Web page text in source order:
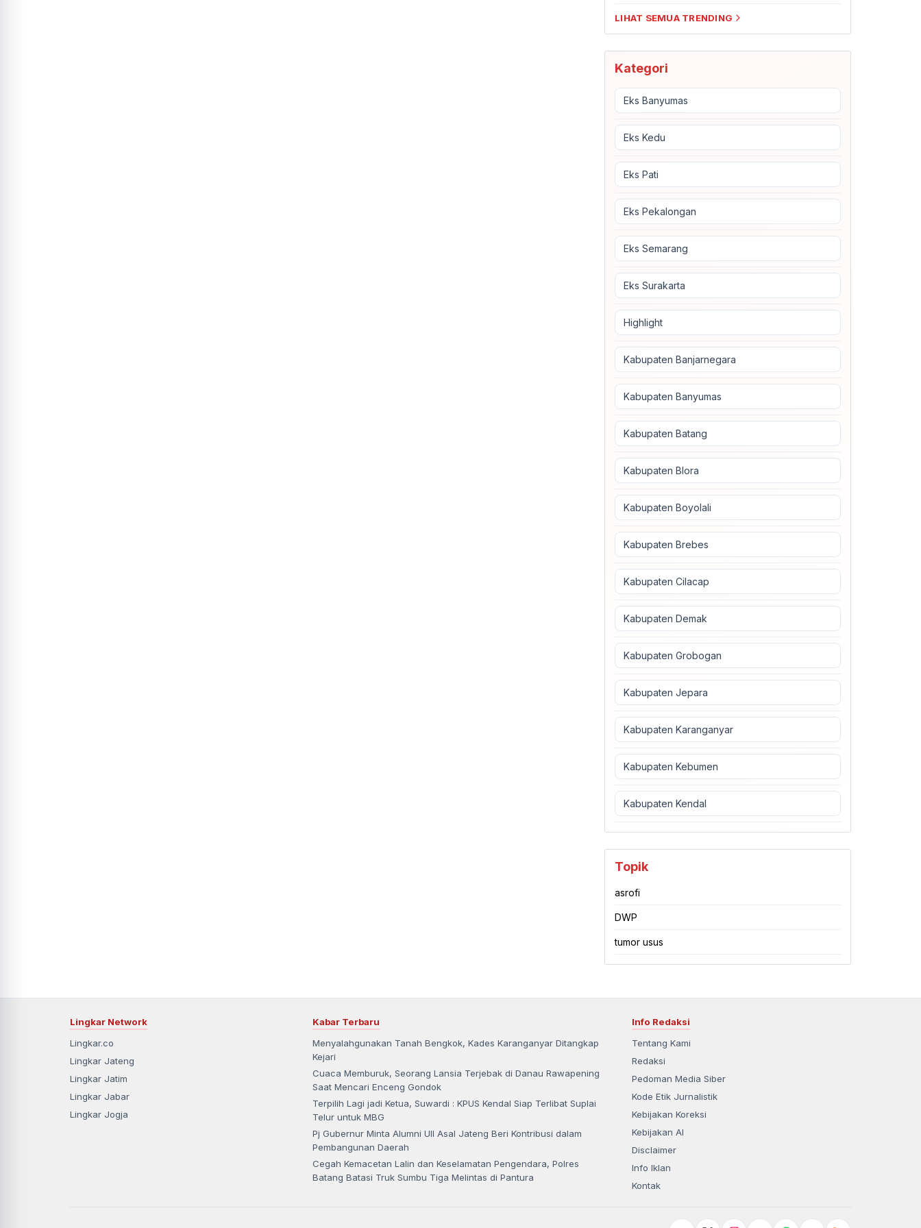
LIHAT SEMUA TRENDING
Kategori
Eks Banyumas
Eks Kedu
Eks Pati
Eks Pekalongan
Eks Semarang
Eks Surakarta
Highlight
Kabupaten Banjarnegara
Kabupaten Banyumas
Kabupaten Batang
Kabupaten Blora
Kabupaten Boyolali
Kabupaten Brebes
Kabupaten Cilacap
Kabupaten Demak
Kabupaten Grobogan
Kabupaten Jepara
Kabupaten Karanganyar
Kabupaten Kebumen
Kabupaten Kendal
Topik
asrofi
DWP
tumor usus
Lingkar Network
Lingkar.co
Lingkar Jateng
Lingkar Jatim
Lingkar Jabar
Lingkar Jogja
Kabar Terbaru
Menyalahgunakan Tanah Bengkok, Kades Karanganyar Ditangkap
Kejari
Cuaca Memburuk, Seorang Lansia Terjebak di Danau Rawapening
Saat Mencari Enceng Gondok
Terpilih Lagi jadi Ketua, Suwardi : KPUS Kendal Siap Terlibat Suplai
Telur untuk MBG
Pj Gubernur Minta Alumni UII Asal Jateng Beri Kontribusi dalam
Pembangunan Daerah
Cegah Kemacetan Lalin dan Keselamatan Pengendara, Polres
Batang Batasi Truk Sumbu Tiga Melintas di Pantura
Info Redaksi
Tentang Kami
Redaksi
Pedoman Media Siber
Kode Etik Jurnalistik
Kebijakan Koreksi
Kebijakan AI
Disclaimer
Info Iklan
Kontak